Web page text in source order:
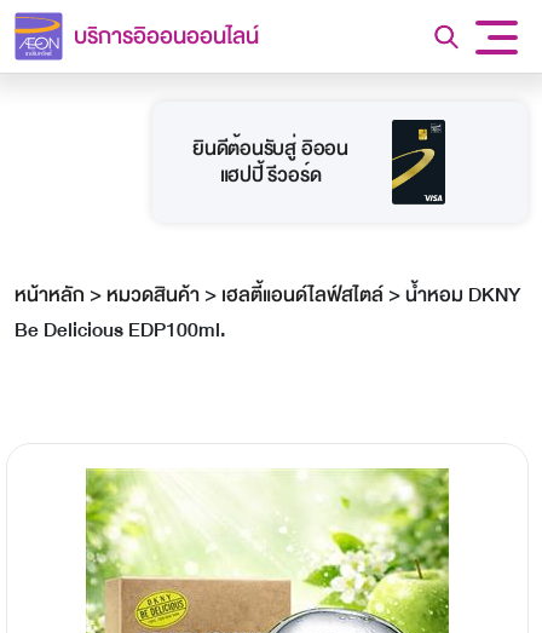
บริการอิออนออนไลน์
ยินดีต้อนรับสู่ อิออน
แฮปปี้ รีวอร์ด
หน้าหลัก >หมวดสินค้า>เฮลตี้แอนด์ไลฟ์สไตล์>น้ำหอม DKNY
Be Delicious EDP100ml.